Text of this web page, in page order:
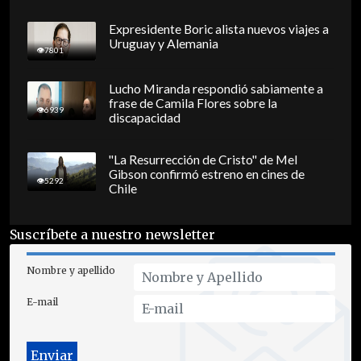
7801
Expresidente Boric alista nuevos viajes a
Uruguay y Alemania
6939
Lucho Miranda respondió sabiamente a
frase de Camila Flores sobre la
discapacidad
5292
"La Resurrección de Cristo" de Mel
Gibson confirmó estreno en cines de
Chile
Suscríbete a nuestro newsletter
Nombre y apellido
E-mail